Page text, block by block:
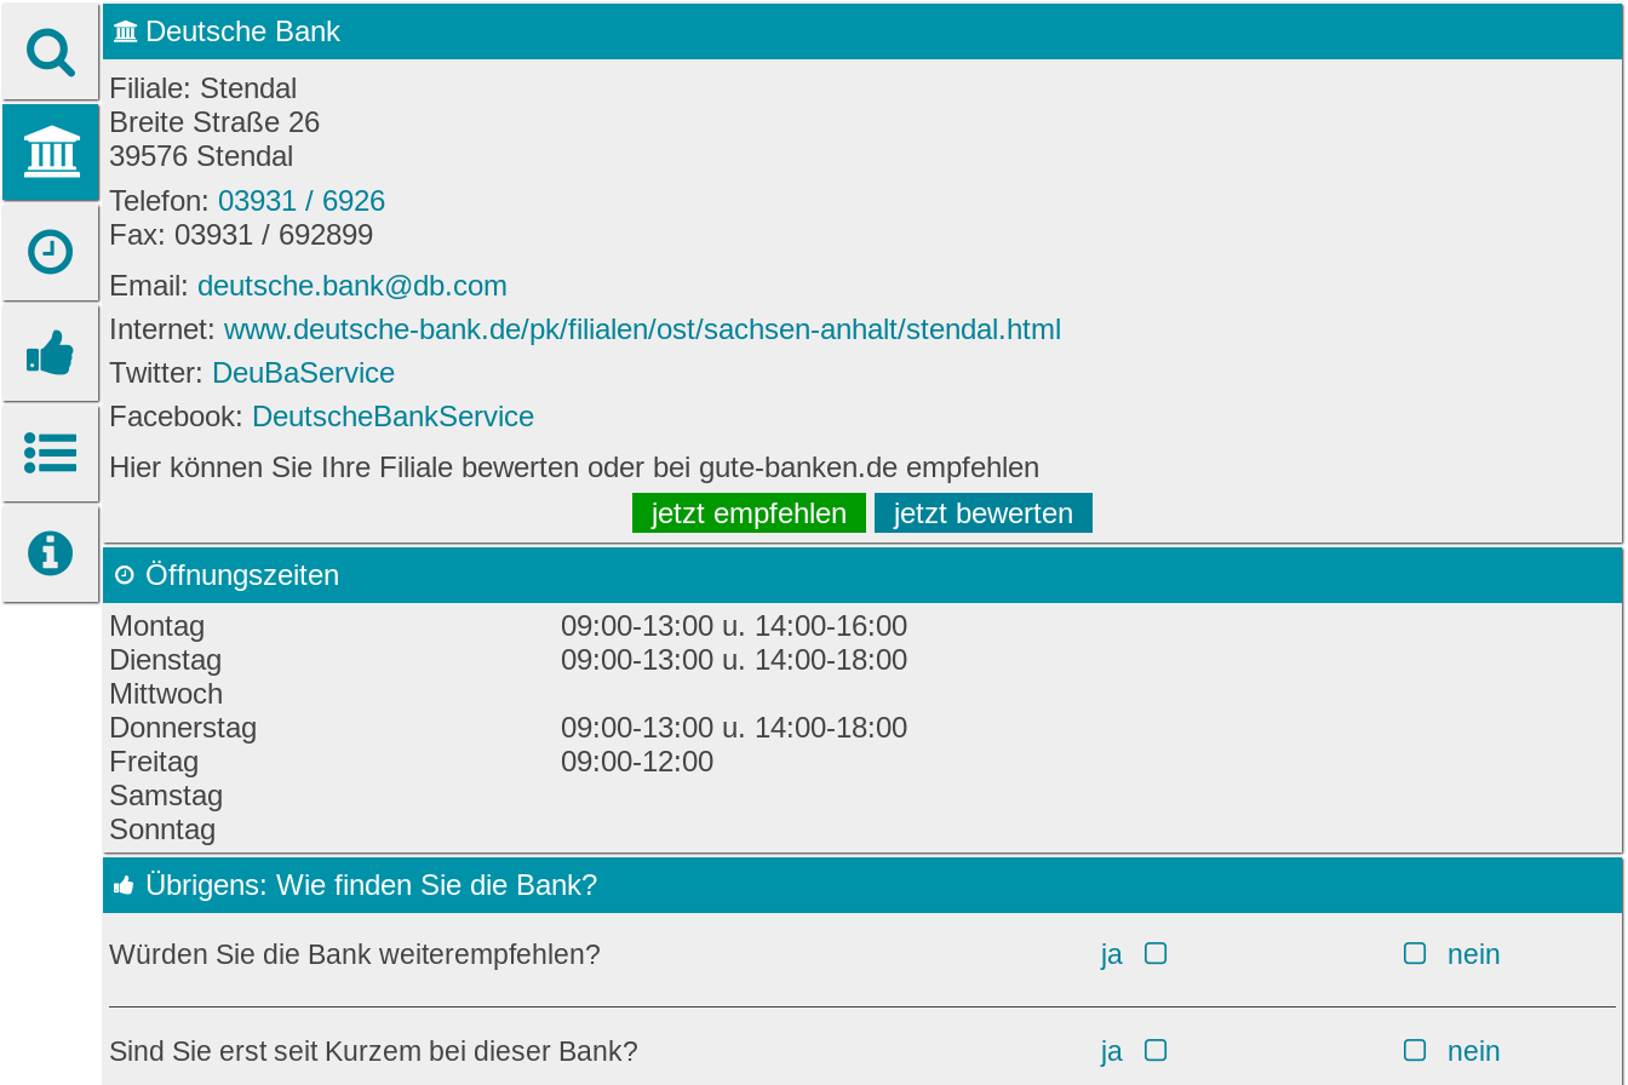
Deutsche Bank
Filiale: Stendal
Breite Straße 26
39576 Stendal
Telefon: 03931 / 6926
Fax: 03931 / 692899
Email: deutsche.bank@db.com
Internet: www.deutsche-bank.de/pk/filialen/ost/sachsen-anhalt/stendal.html
Twitter: DeuBaService
Facebook: DeutscheBankService
Hier können Sie Ihre Filiale bewerten oder bei gute-banken.de empfehlen
jetzt empfehlen
jetzt bewerten
Öffnungszeiten
Montag
09:00-13:00 u. 14:00-16:00
Dienstag
09:00-13:00 u. 14:00-18:00
Mittwoch
Donnerstag
09:00-13:00 u. 14:00-18:00
Freitag
09:00-12:00
Samstag
Sonntag
Übrigens: Wie finden Sie die Bank?
Würden Sie die Bank weiterempfehlen? ja nein
Sind Sie erst seit Kurzem bei dieser Bank? ja nein